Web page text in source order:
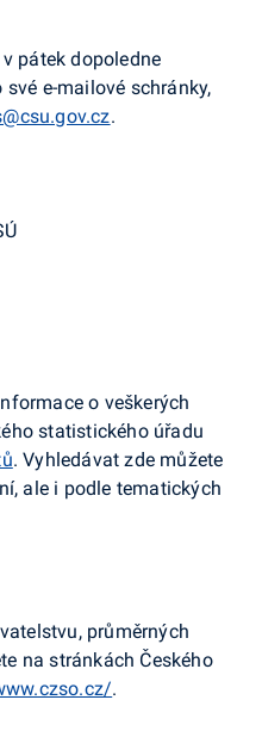
pátek dopoledne
e-mailové schránky,
.
o veškerých
statistického úřadu
. Vyhledávat zde můžete
ale i podle tematických
průměrných
na stránkách Českého
.